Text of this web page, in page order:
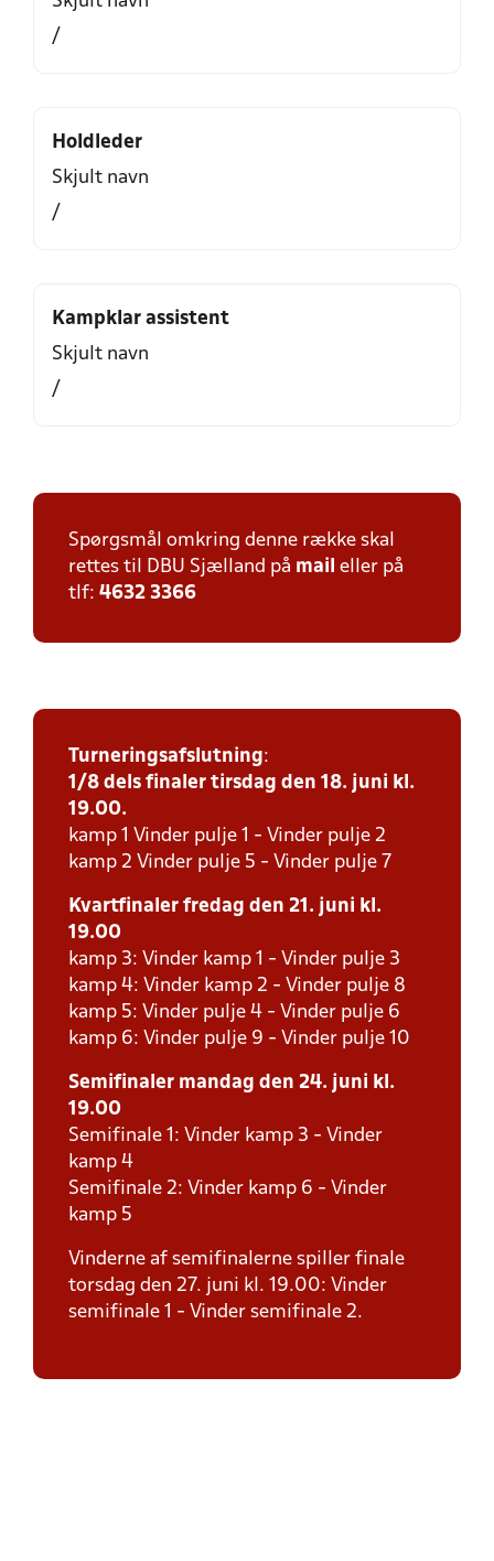
/
Holdleder
Skjult navn
/
Kampklar assistent
Skjult navn
/
Spørgsmål omkring denne række skal
rettes til DBU Sjælland på mail eller på
tlf: 4632 3366
Turneringsafslutning:
1/8 dels finaler tirsdag den 18. juni kl.
19.00.
kamp 1 Vinder pulje 1 - Vinder pulje 2
kamp 2 Vinder pulje 5 - Vinder pulje 7
Kvartfinaler fredag den 21. juni kl.
19.00
kamp 3: Vinder kamp 1 - Vinder pulje 3
kamp 4: Vinder kamp 2 - Vinder pulje 8
kamp 5: Vinder pulje 4 - Vinder pulje 6
kamp 6: Vinder pulje 9 - Vinder pulje 10
Semifinaler mandag den 24. juni kl.
19.00
Semifinale 1: Vinder kamp 3 - Vinder
kamp 4
Semifinale 2: Vinder kamp 6 - Vinder
kamp 5
Vinderne af semifinalerne spiller finale
torsdag den 27. juni kl. 19.00: Vinder
semifinale 1 - Vinder semifinale 2.